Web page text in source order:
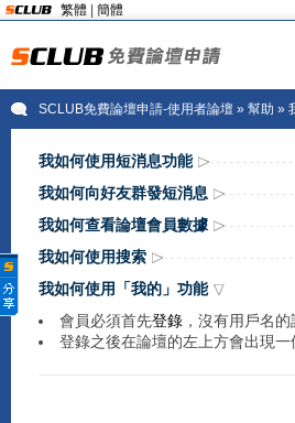
繁體 簡體
SCLUB免費論壇申請-使用者論壇» 幫助 »
我如何使用短消息功能
我如何向好友群發短消息
我如何查看論壇會員數據
我如何使用搜索
我如何使用「我的」功能
會員必須首先登錄，沒有用戶名的
登錄之後在論壇的左上方會出現